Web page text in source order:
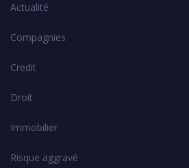
Actualité
Compagnies
Credit
Droit
Immobilier
Risque aggravé